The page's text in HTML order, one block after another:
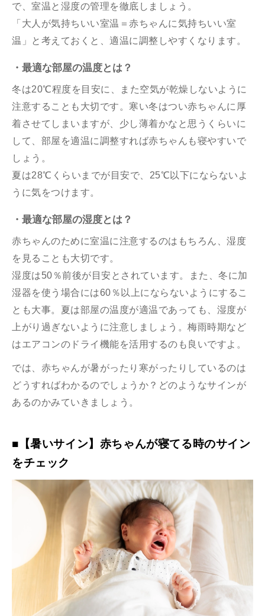
で、室温と湿度の管理を徹底しましょう。
「大人が気持ちいい室温＝赤ちゃんに気持ちいい室
温」と考えておくと、適温に調整しやすくなります。
・最適な部屋の温度とは？
冬は20℃程度を目安に、また空気が乾燥しないように
注意することも大切です。寒い冬はつい赤ちゃんに厚
着させてしまいますが、少し薄着かなと思うくらいに
して、部屋を適温に調整すれば赤ちゃんも寝やすいで
しょう。
夏は28℃くらいまでが目安で、25℃以下にならないよ
うに気をつけます。
・最適な部屋の湿度とは？
赤ちゃんのために室温に注意するのはもちろん、湿度
を見ることも大切です。
湿度は50％前後が目安とされています。また、冬に加
湿器を使う場合には60％以上にならないようにするこ
とも大事。夏は部屋の温度が適温であっても、湿度が
上がり過ぎないように注意しましょう。梅雨時期など
はエアコンのドライ機能を活用するのも良いですよ。
では、赤ちゃんが暑がったり寒がったりしているのは
どうすればわかるのでしょうか？どのようなサインが
あるのかみていきましょう。
■【暑いサイン】赤ちゃんが寝てる時のサイン
をチェック